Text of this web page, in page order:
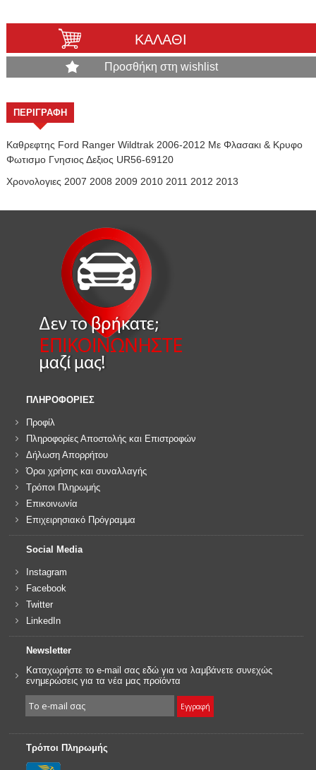
ΚΑΛΑΘΙ
Προσθήκη στη wishlist
ΠΕΡΙΓΡΑΦΗ
Καθρεφτης Ford Ranger Wildtrak 2006-2012 Με Φλασακι & Κρυφο
Φωτισμο Γνησιος Δεξιος UR56-69120
Χρονολογιες 2007 2008 2009 2010 2011 2012 2013
ΠΛΗΡΟΦΟΡΙΕΣ
Προφίλ
Πληροφορίες Αποστολής και Επιστροφών
Δήλωση Απορρήτου
Όροι χρήσης και συναλλαγής
Τρόποι Πληρωμής
Επικοινωνία
Επιχειρησιακό Πρόγραμμα
Social Media
Instagram
Facebook
Twitter
LinkedIn
Newsletter
Καταχωρήστε το e-mail σας εδώ για να λαμβάνετε συνεχώς
ενημερώσεις για τα νέα μας προϊόντα
Τρόποι Πληρωμής